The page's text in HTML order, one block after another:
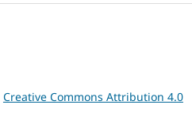
Creative Commons Attribution 4.0